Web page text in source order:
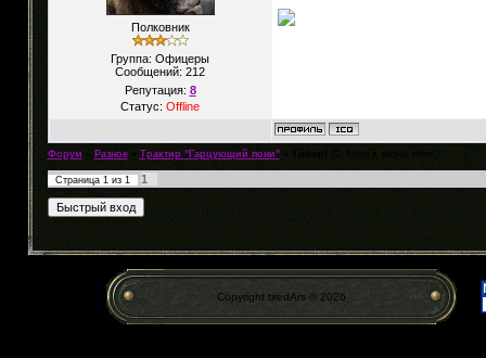
Полковник
Группа: Офицеры
Сообщений: 212
Репутация: 8
Статус: Offline
Форум Разное Трактир "Гарцующий пони" Тимер!
Страница 1из 1 1
Copyright tiredArs © 2026